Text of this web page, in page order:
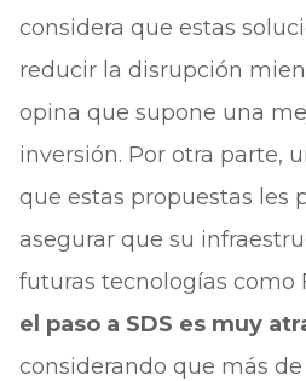
considera que estas
reducir la disrupción
opina que supone una
inversión. Por otra parte,
que estas propuestas les
asegurar que su
futuras tecnologías como
el paso a SDS es muy
considerando que más